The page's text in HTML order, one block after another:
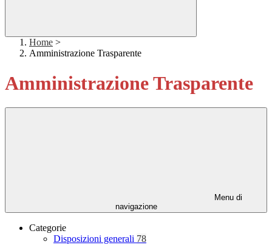
Home >
Amministrazione Trasparente
Amministrazione Trasparente
Menu di
navigazione
Categorie
Disposizioni generali 78